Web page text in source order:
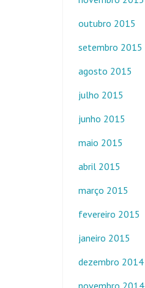
outubro 2015
setembro 2015
agosto 2015
julho 2015
junho 2015
maio 2015
abril 2015
março 2015
fevereiro 2015
janeiro 2015
dezembro 2014
novembro 2014